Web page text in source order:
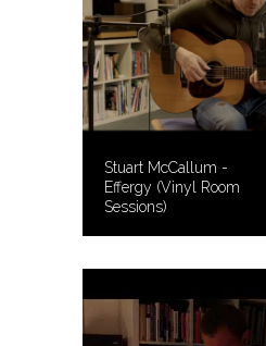
Stuart McCallum -
Effergy (Vinyl Room
Sessions)